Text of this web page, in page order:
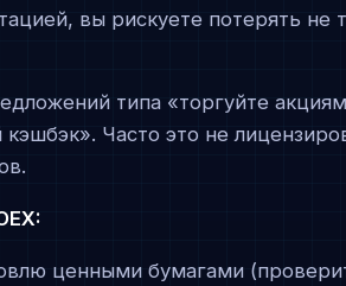
вы рискуете потерять не
типа «торгуйте
кэшбэк». Часто это не
ценными бумагами